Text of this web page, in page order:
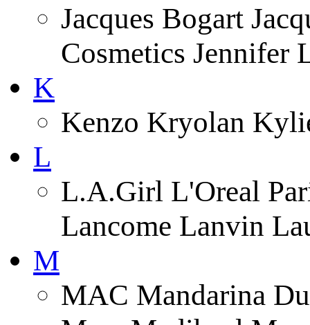
Jacques Bogart
Cosmetics Jennifer
K
Kenzo Kryolan
L
L.A.Girl L'Oreal
Lancome Lanvin
M
MAC Mandarina